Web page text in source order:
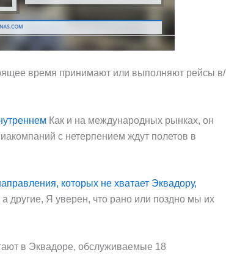
время принимают или выполняют рейсы в/
Как и на международных рынках, он
с нетерпением ждут полетов в
которых не хватает Эквадору,
другие, Я уверен, что рано или поздно мы их
в Эквадоре, обслуживаемые 18